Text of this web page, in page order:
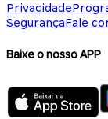
Privacidade
SegurançaFale
Baixe o nosso APP